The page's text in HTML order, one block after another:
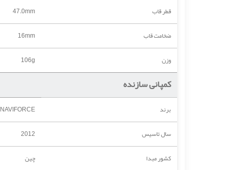
قطر قاب
47.0mm
ضخامت قاب
16mm
وزن
106g
کمپانی سازنده
برند
NAVIFORCE
سال تاسیس
2012
کشور مبدا
چین